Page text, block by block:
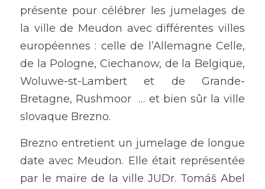
présente pour célébrer les jumelages de
la ville de Meudon avec différentes villes
européennes : celle de l’Allemagne Celle,
de la Pologne, Ciechanow, de la Belgique,
Woluwe-st-Lambert et de Grande-
Bretagne, Rushmoor  … et bien sûr la ville
slovaque Brezno.
Brezno entretient un jumelage de longue
date avec Meudon. Elle était représentée
par le maire de la ville JUDr. Tomáš Abel